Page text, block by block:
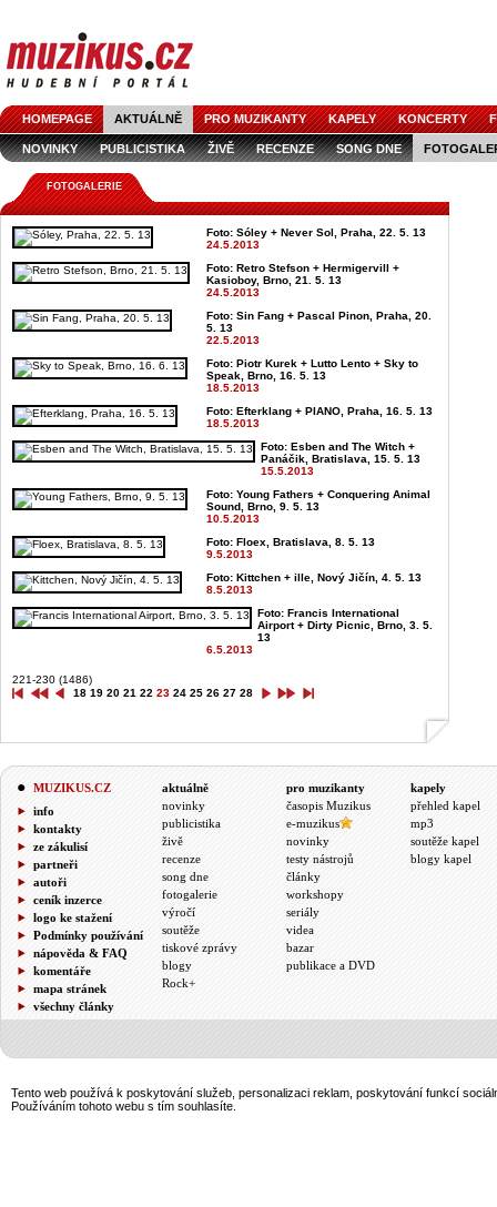
HOMEPAGE AKTUÁLNĚ PRO MUZIKANTY KAPELY KONCERTY
NOVINKY PUBLICISTIKA ŽIVĚ RECENZE SONG DNE
FOTOGALERIE
Foto: Sóley + Never Sol, Praha, 22. 5. 13
24.5.2013
Foto: Retro Stefson + Hermigervill +
Kasioboy, Brno, 21. 5. 13
24.5.2013
Foto: Sin Fang + Pascal Pinon, Praha, 20.
5. 13
22.5.2013
Foto: Piotr Kurek + Lutto Lento + Sky to
Speak, Brno, 16. 5. 13
18.5.2013
Foto: Efterklang + PIANO, Praha, 16. 5. 13
18.5.2013
Foto: Esben and The Witch +
Panáčik, Bratislava, 15. 5. 13
15.5.2013
Foto: Young Fathers + Conquering Animal
Sound, Brno, 9. 5. 13
10.5.2013
Foto: Floex, Bratislava, 8. 5. 13
9.5.2013
Foto: Kittchen + ille, Nový Jičín, 4. 5. 13
8.5.2013
Foto: Francis International
Airport + Dirty Picnic, Brno, 3. 5.
13
6.5.2013
221-230 (1486)
18 19 20 21 22 23 24 25 26 27 28
MUZIKUS.CZ
info
kontakty
ze zákulisí
partneři
autoři
ceník inzerce
logo ke stažení
Podmínky používání
nápověda & FAQ
komentáře
mapa stránek
všechny články
aktuálně
novinky
publicistika
živě
recenze
song dne
fotogalerie
výročí
soutěže
tiskové zprávy
blogy
Rock+
pro muzikanty
časopis Muzikus
e-muzikus
novinky
testy nástrojů
články
workshopy
seriály
videa
bazar
publikace a DVD
kapely
přehled kapel
mp3
soutěže kapel
blogy kapel
Tento web používá k poskytování služeb, personalizaci reklam, poskytování funkcí
Používáním tohoto webu s tím souhlasíte.